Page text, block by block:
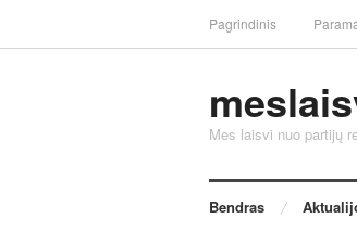
Pagrindinis
Mes laisvi nuo partijų
Bendras